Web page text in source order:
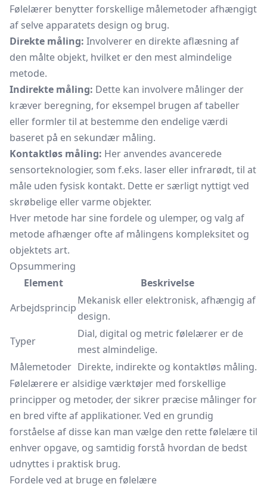
Følelærer benytter forskellige målemetoder afhængigt
af selve apparatets design og brug.
Direkte måling: Involverer en direkte aflæsning af
den målte objekt, hvilket er den mest almindelige
metode.
Indirekte måling: Dette kan involvere målinger der
kræver beregning, for eksempel brugen af tabeller
eller formler til at bestemme den endelige værdi
baseret på en sekundær måling.
Kontaktløs måling: Her anvendes avancerede
sensorteknologier, som f.eks. laser eller infrarødt, til at
måle uden fysisk kontakt. Dette er særligt nyttigt ved
skrøbelige eller varme objekter.
Hver metode har sine fordele og ulemper, og valg af
metode afhænger ofte af målingens kompleksitet og
objektets art.
Opsummering
Element
Beskrivelse
Arbejdsprincip
Mekanisk eller elektronisk, afhængig af
design.
Typer
Dial, digital og metric følelærer er de
mest almindelige.
Målemetoder Direkte, indirekte og kontaktløs måling.
Følelærere er alsidige værktøjer med forskellige
principper og metoder, der sikrer præcise målinger for
en bred vifte af applikationer. Ved en grundig
forståelse af disse kan man vælge den rette følelære til
enhver opgave, og samtidig forstå hvordan de bedst
udnyttes i praktisk brug.
Fordele ved at bruge en følelære